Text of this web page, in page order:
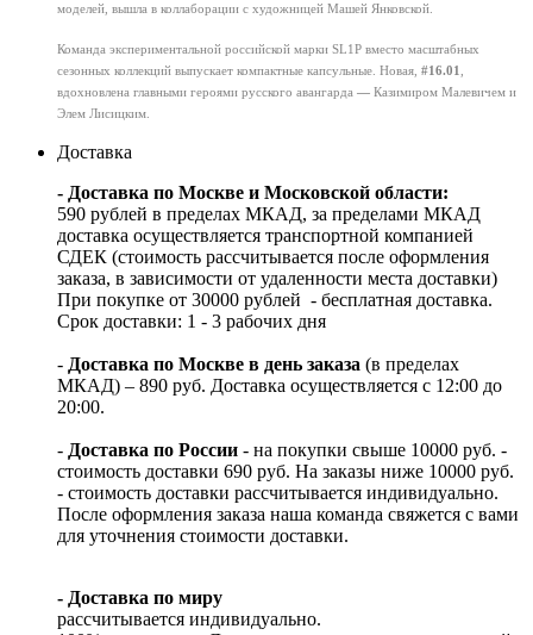
моделей, вышла в коллаборации с художницей Машей Янковской.
Команда экспериментальной российской марки SL1P вместо масштабных
сезонных коллекций выпускает компактные капсульные. Новая, #16.01
вдохновлена главными героями русского авангарда — Казимиром Малевичем и
Элем Лисицким.
Доставка
- Доставка по Москве и Московской области:
590 рублей в пределах МКАД, за пределами МКАД
доставка осуществляется транспортной компанией
СДЕК (стоимость рассчитывается после оформления
заказа, в зависимости от удаленности места доставки)
При покупке от 30000 рублей - бесплатная доставка.
Срок доставки: 1 - 3 рабочих дня
- Доставка по Москве в день заказа (в пределах
МКАД) – 890 руб. Доставка осуществляется с 12:00 до
20:00.
- Доставка по России - на покупки свыше 10000 руб. -
стоимость доставки 690 руб. На заказы ниже 10000 руб.
- стоимость доставки рассчитывается индивидуально.
После оформления заказа наша команда свяжется с вами
для уточнения стоимости доставки.
- Доставка по миру
рассчитывается индивидуально.